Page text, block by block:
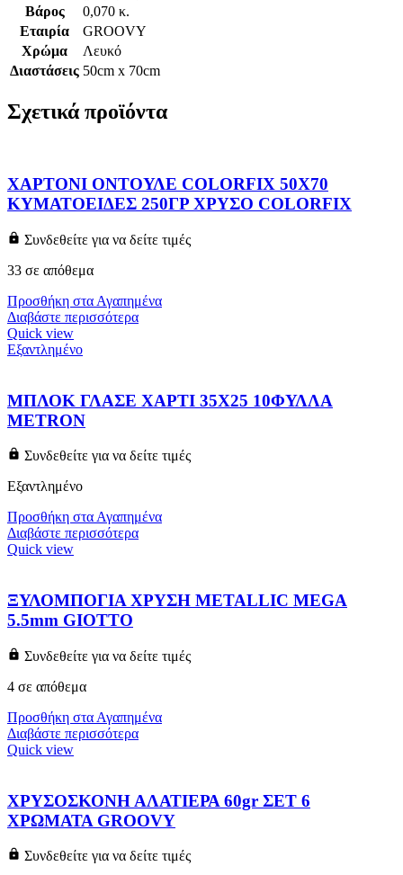
Βάρος
0,070 κ.
Εταιρία
GROOVY
Χρώμα
Λευκό
Διαστάσεις 50cm x 70cm
Σχετικά προϊόντα
ΧΑΡΤΟΝΙ ΟΝΤΟΥΛΕ COLORFIX 50Χ70
ΚΥΜΑΤΟΕΙΔΕΣ 250ΓΡ ΧΡΥΣΟ COLORFIX
Συνδεθείτε για να δείτε τιμές
33 σε απόθεμα
Προσθήκη στα Αγαπημένα
Διαβάστε περισσότερα
Quick view
Εξαντλημένο
ΜΠΛΟΚ ΓΛΑΣΕ ΧΑΡΤΙ 35Χ25 10ΦΥΛΛΑ
METRON
Συνδεθείτε για να δείτε τιμές
Εξαντλημένο
Προσθήκη στα Αγαπημένα
Διαβάστε περισσότερα
Quick view
ΞΥΛΟΜΠΟΓΙΑ ΧΡΥΣΗ METALLIC MEGA
5.5mm GIOTTO
Συνδεθείτε για να δείτε τιμές
4 σε απόθεμα
Προσθήκη στα Αγαπημένα
Διαβάστε περισσότερα
Quick view
ΧΡΥΣΟΣΚΟΝΗ ΑΛΑΤΙΕΡΑ 60gr ΣΕΤ 6
ΧΡΩΜΑΤΑ GROOVY
Συνδεθείτε για να δείτε τιμές